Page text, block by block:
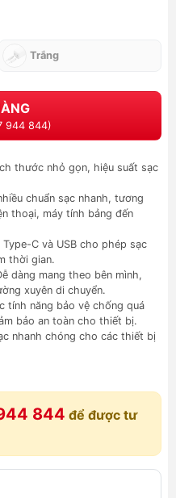
Trắng
944 844)
thước nhỏ gọn, hiệu suất sạc
chuẩn sạc nhanh, tương
thoại, máy tính bảng đến
Type-C và USB cho phép sạc
thời gian.
dàng mang theo bên mình,
xuyên di chuyển.
tính năng bảo vệ chống quá
bảo an toàn cho thiết bị.
nhanh chóng cho các thiết bị
844 để được tư